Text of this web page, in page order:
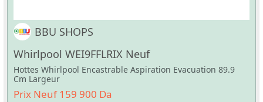
BBU SHOPS
Whirlpool WEI9FFLRIX Neuf
Hottes Whirlpool Encastrable Aspiration Evacuation 89.9
Cm Largeur
Prix Neuf 159 900 Da